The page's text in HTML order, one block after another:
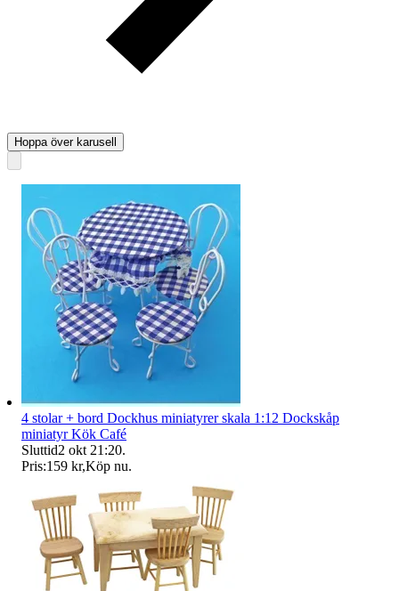
Hoppa över karusell
4 stolar + bord Dockhus miniatyrer skala 1:12 Dockskåp
miniatyr Kök Café
Sluttid2 okt 21:20.
Pris:159 kr,Köp nu.